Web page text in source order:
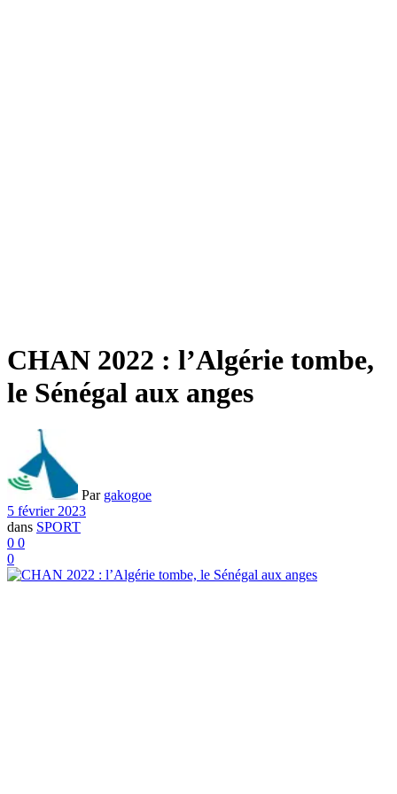
CHAN 2022 : l’Algérie tombe,
le Sénégal aux anges
Par gakogoe
5 février 2023
dans SPORT
0 0
0